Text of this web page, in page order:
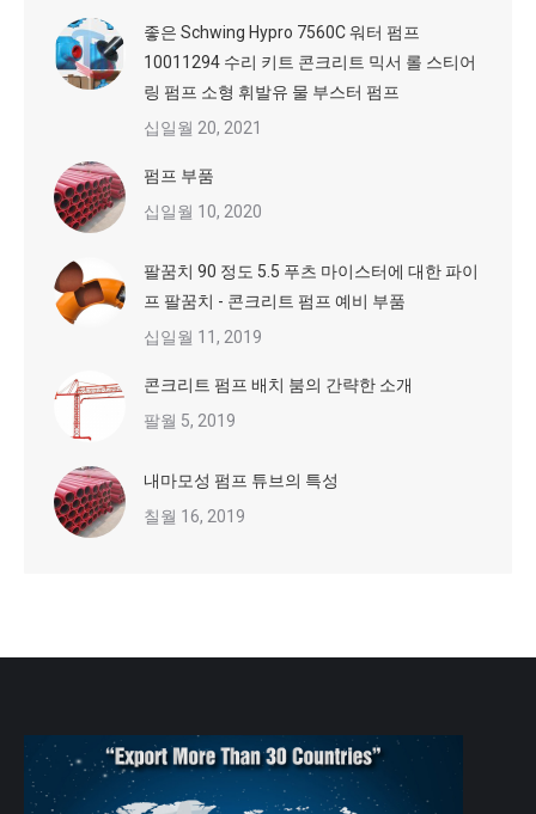
좋은 Schwing Hypro 7560C 워터 펌프
10011294 수리 키트 콘크리트 믹서 롤 스티어
링 펌프 소형 휘발유 물 부스터 펌프
십일월 20, 2021
펌프 부품
십일월 10, 2020
팔꿈치 90 정도 5.5 푸츠 마이스터에 대한 파이
프 팔꿈치 - 콘크리트 펌프 예비 부품
십일월 11, 2019
콘크리트 펌프 배치 붐의 간략한 소개
팔월 5, 2019
내마모성 펌프 튜브의 특성
칠월 16, 2019